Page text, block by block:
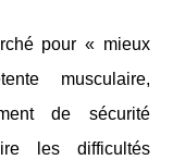
pour « mieux
musculaire,
de sécurité
les difficultés